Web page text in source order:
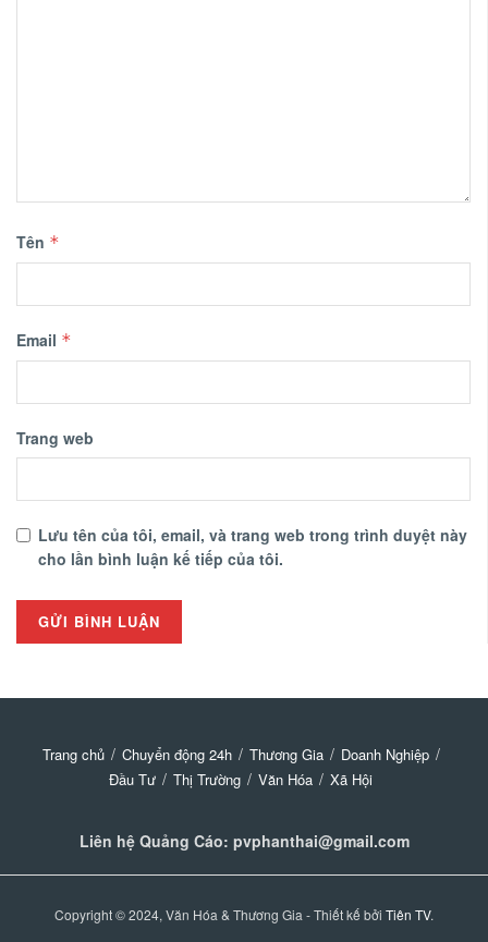
Tên *
Email *
Trang web
Lưu tên của tôi, email, và trang web trong trình duyệt này
cho lần bình luận kế tiếp của tôi.
Trang chủ Chuyển động 24h Thương Gia
Doanh Nghiệp
Đầu Tư
Thị Trường Văn Hóa Xã Hội
Liên hệ Quảng Cáo: pvphanthai@gmail.com
Copyright © 2024, Văn Hóa & Thương Gia - Thiết kế bởi Tiên TV.